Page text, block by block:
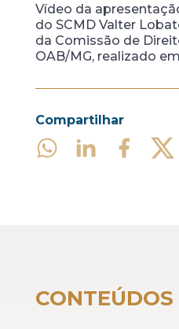
Vídeo da
do SCMD Valter
da Comissão de
OAB/MG, realizado
Compartilhar
CONTEÚDOS